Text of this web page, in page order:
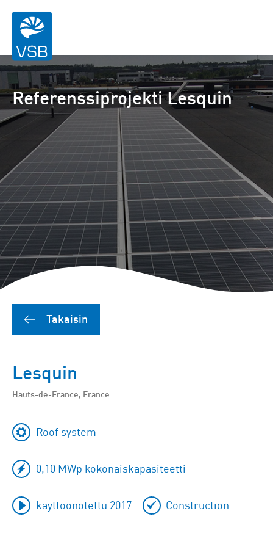
Referenssiprojekti Lesquin
Takaisin
Lesquin
Hauts-de-France, France
Roof system
0,10 MWp kokonaiskapasiteetti
käyttöönotettu 2017 Construction